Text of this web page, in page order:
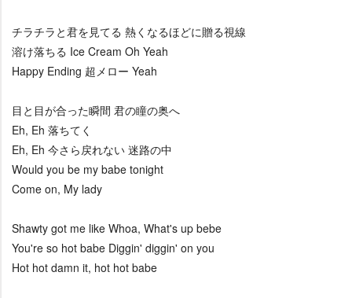
チラチラと君を見てる 熱くなるほどに贈る視線
溶け落ちる Ice Cream Oh Yeah
Happy Ending 超メロー Yeah
目と目が合った瞬間 君の瞳の奥へ
Eh, Eh 落ちてく
Eh, Eh 今さら戻れない 迷路の中
Would you be my babe tonight
Come on, My lady
Shawty got me like Whoa, What's up bebe
You're so hot babe Diggin' diggin' on you
Hot hot damn it, hot hot babe